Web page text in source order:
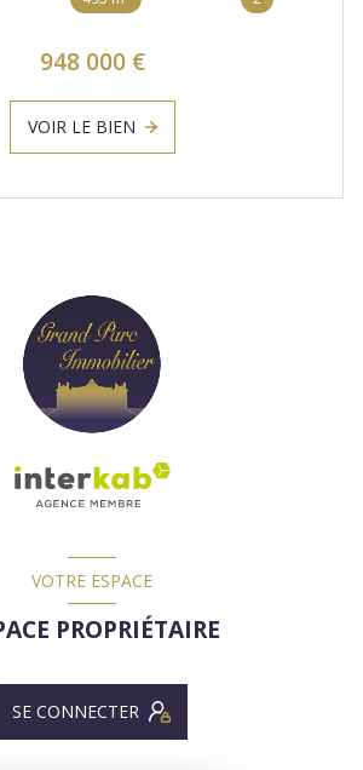
948 000 €
VOIR LE BIEN
VOTRE ESPACE
PROPRIÉTAIRE
SE CONNECTER